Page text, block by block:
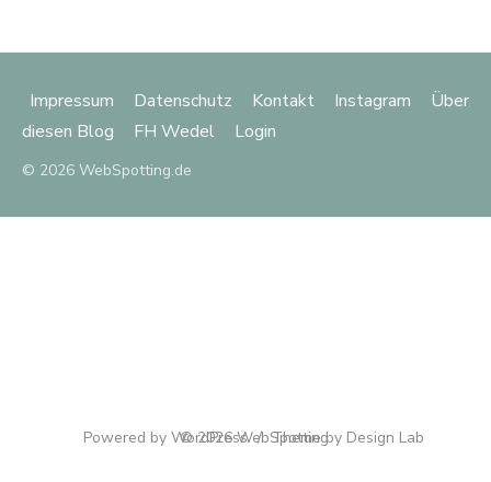
Impressum Datenschutz Kontakt Instagram
Über
diesen Blog
FH Wedel Login
© 2026 WebSpotting.de
© 2026 WebSpotting
Powered by WordPress / Theme by Design Lab